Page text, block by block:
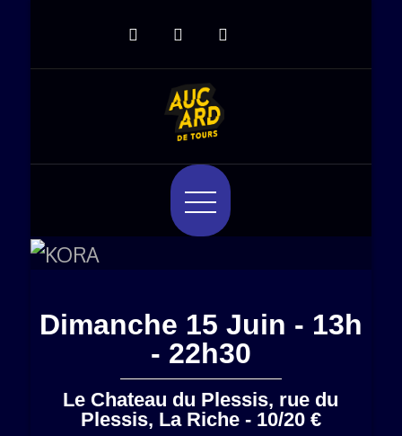
Aucard de Tours
Aucard de Tours, du 9 au 13 Juin
2026
Dimanche 15 Juin - 13h
- 22h30
Le Chateau du Plessis, rue du
Plessis, La Riche - 10/20 €